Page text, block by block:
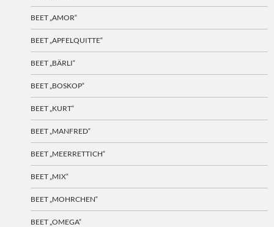
BEET „AMOR“
BEET „APFELQUITTE“
BEET „BÄRLI“
BEET „BOSKOP“
BEET „KURT“
BEET „MANFRED“
BEET „MEERRETTICH“
BEET „MIX“
BEET „MOHRCHEN“
BEET „OMEGA“